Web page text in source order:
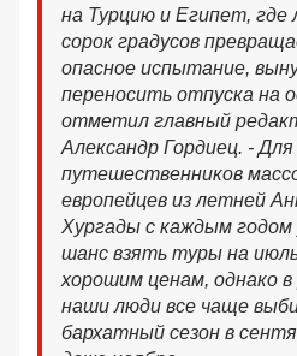
на Турцию и Египет, где
сорок градусов
опасное испытание,
переносить отпуска на
отметил главный
Александр Гордиец. -
путешественников
европейцев из летней
Хургады с каждым годом
шанс взять туры на
хорошим ценам, однако
наши люди все чаще
бархатный сезон в